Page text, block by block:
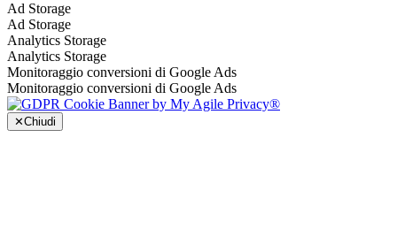
Ad Storage
Ad Storage
Analytics Storage
Analytics Storage
Monitoraggio conversioni di Google Ads
Monitoraggio conversioni di Google Ads
✕Chiudi